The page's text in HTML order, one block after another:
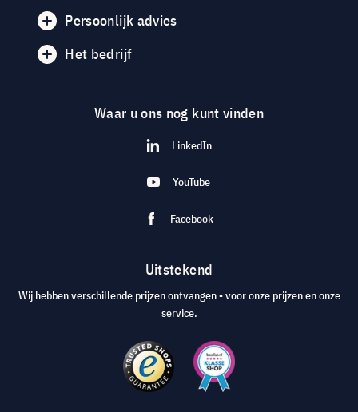
Persoonlijk advies
Het bedrijf
Waar u ons nog kunt vinden
LinkedIn
YouTube
Facebook
Uitstekend
Wij hebben verschillende prijzen ontvangen - voor onze prijzen en onze
service.